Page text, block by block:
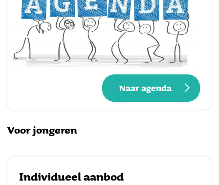
Naar agenda
Voor jongeren
Individueel aanbod